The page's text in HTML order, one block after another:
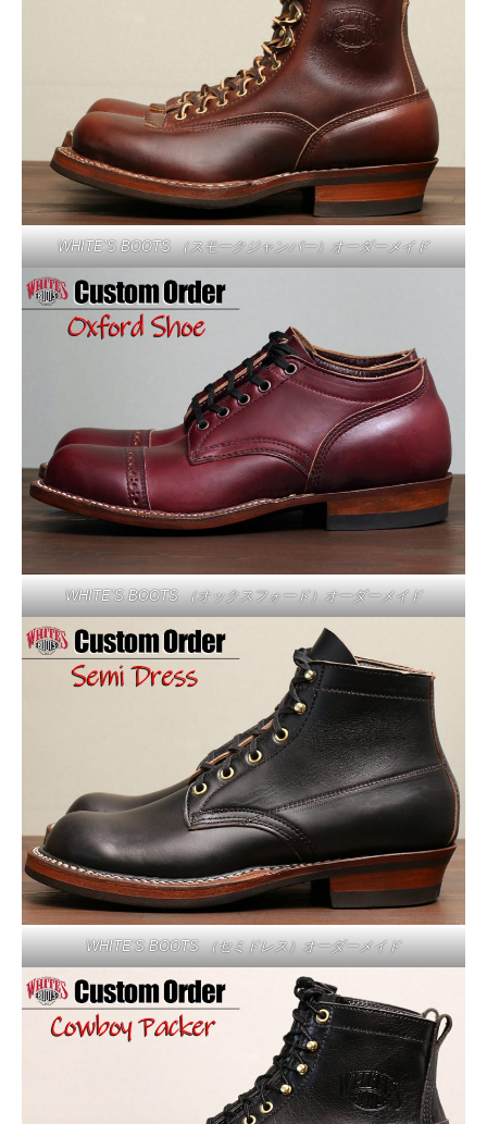
WHITE’S BOOTS （スモークジャンパー）オーダーメイド
WHITE’S BOOTS （オックスフォード）オーダーメイド
WHITE’S BOOTS （セミドレス）オーダーメイド